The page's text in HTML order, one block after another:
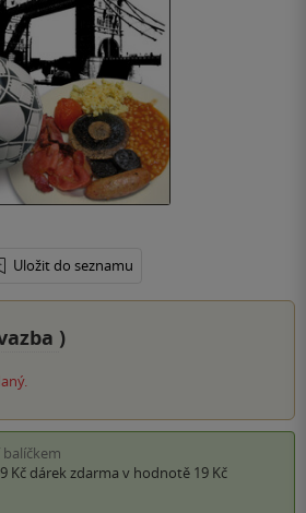
Uložit do seznamu
)
balíčkem
Kč dárek zdarma v hodnotě 19 Kč